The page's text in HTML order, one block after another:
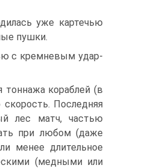
уже картечью
пушки.
с кремневым удар­
тоннажа кораб­лей (в
Последняя
лес матч, ча­стью
при любом (даже
менее длительное
(медными или